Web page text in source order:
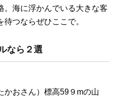
。海に浮かんでいる大きな客
つならぜひここで。
なら２選
かおさん）標高59９mの山